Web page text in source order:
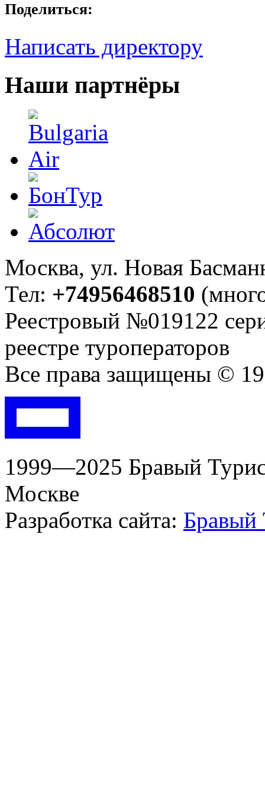
Поделиться:
Написать директору
Наши партнёры
Москва, ул. Новая
Тел: +74956468510
Реестровый №019122
реестре туроператоров
Все права защищены ©
1999—2025 Бравый
Москве
Разработка сайта: Бравый